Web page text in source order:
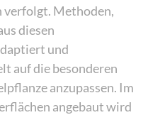
Methoden,
diesen
und
auf die besonderen
anzupassen. Im
angebaut wird